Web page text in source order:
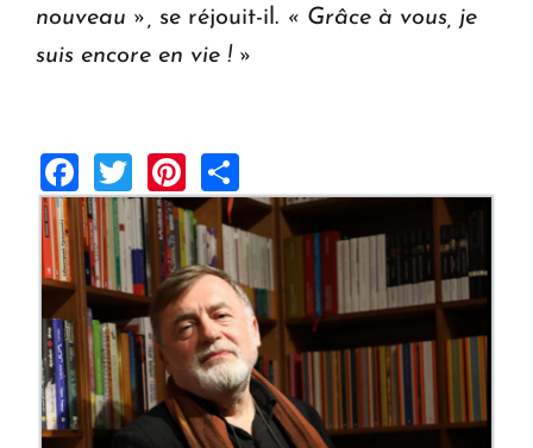
nouveau »,
se réjouit-il. « Grâce à vous, je
suis encore en vie ! »
Facebook
TwitterPinterest